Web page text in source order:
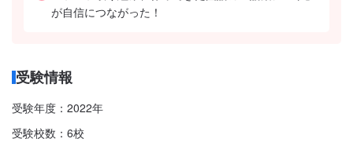
が自信につながった！
受験情報
受験年度：2022年
受験校数：6校